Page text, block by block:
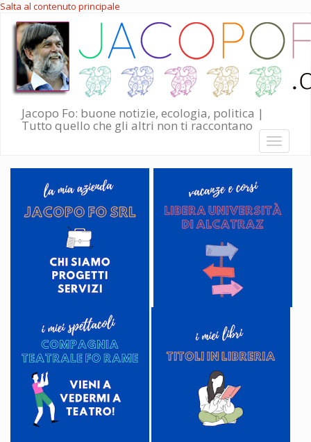
Salta al contenuto principale
Jacopo Fo: buone notizie, ecologia, politica |
Tutto quello che gli altri non ti raccontano
Toggle